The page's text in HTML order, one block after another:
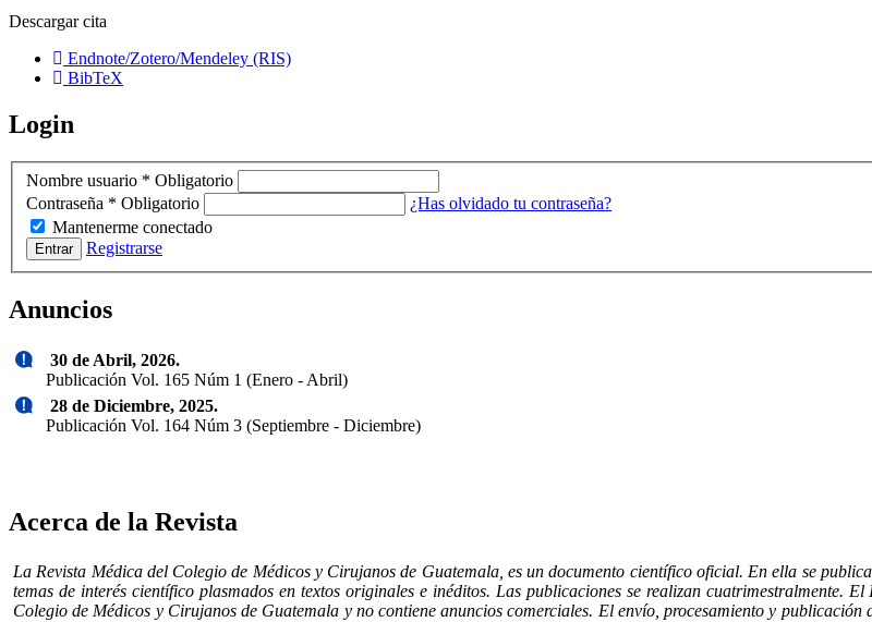
Descargar cita
Endnote/Zotero/Mendeley (RIS)
BibTeX
Login
Nombre usuario * Obligatorio
Contraseña * Obligatorio
¿Has olvidado tu contraseña?
Mantenerme conectado
Entrar Registrarse
Anuncios
30 de Abril, 2026.
Publicación Vol. 165 Núm 1 (Enero - Abril)
28 de Diciembre, 2025.
Publicación Vol. 164 Núm 3 (Septiembre - Diciembre)
Acerca de la Revista
La Revista Médica del Colegio de Médicos y Cirujanos de Guatemala, es un documento científico oficial. En ella se
temas de interés científico plasmados en textos originales e inéditos. Las publicaciones se realizan cuatrimestralmente.
Colegio de Médicos y Cirujanos de Guatemala y no contiene anuncios comerciales. El envío, procesamiento y publicación